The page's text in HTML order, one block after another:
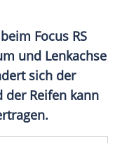
beim Focus RS
und Lenkachse
sich der
der Reifen kann